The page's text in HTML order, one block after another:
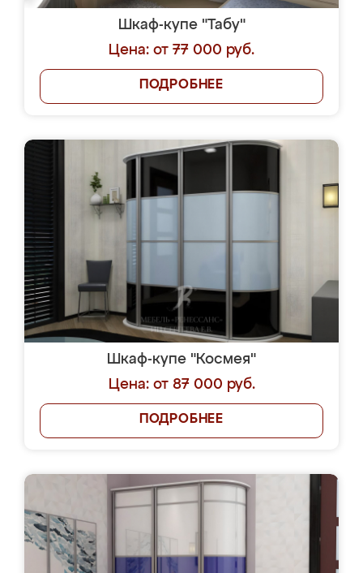
Шкаф-купе "Табу"
Цена: от 77 000 руб.
ПОДРОБНЕЕ
Шкаф-купе "Космея"
Цена: от 87 000 руб.
ПОДРОБНЕЕ